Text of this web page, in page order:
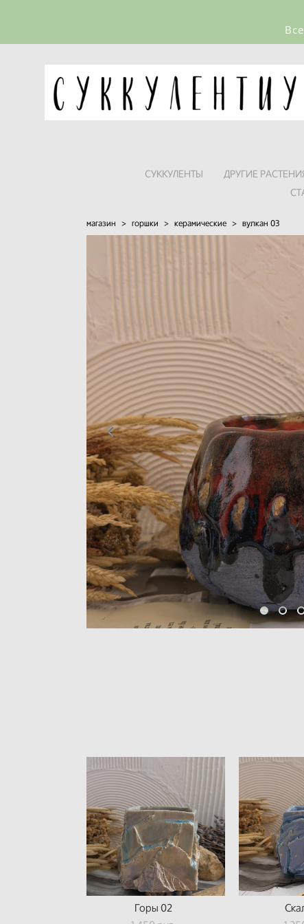
СУККУЛЕНТЫ ДРУГИЕ
магазин > горшки > керамические > вулкан 03
Горы 02